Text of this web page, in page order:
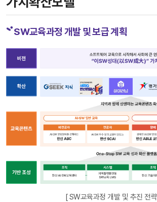
SW교육과정 개발 및 보급 계획
[ SW교육과정 개발 및 추진 전